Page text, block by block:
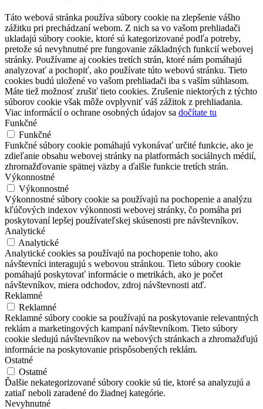
Táto webová stránka používa súbory cookie na zlepšenie vášho
zážitku pri prechádzaní webom. Z nich sa vo vašom prehliadači
ukladajú súbory cookie, ktoré sú kategorizované podľa potreby,
pretože sú nevyhnutné pre fungovanie základných funkcií webovej
stránky. Používame aj cookies tretích strán, ktoré nám pomáhajú
analyzovať a pochopiť, ako používate túto webovú stránku. Tieto
cookies budú uložené vo vašom prehliadači iba s vaším súhlasom.
Máte tiež možnosť zrušiť tieto cookies. Zrušenie niektorých z týchto
súborov cookie však môže ovplyvniť váš zážitok z prehliadania.
Viac informácií o ochrane osobných údajov sa dočítate tu
Funkčné
Funkčné
Funkčné súbory cookie pomáhajú vykonávať určité funkcie, ako je
zdieľanie obsahu webovej stránky na platformách sociálnych médií,
zhromažďovanie spätnej väzby a ďalšie funkcie tretích strán.
Výkonnostné
Výkonnostné
Výkonnostné súbory cookie sa používajú na pochopenie a analýzu
kľúčových indexov výkonnosti webovej stránky, čo pomáha pri
poskytovaní lepšej používateľskej skúsenosti pre návštevníkov.
Analytické
Analytické
Analytické cookies sa používajú na pochopenie toho, ako
návštevníci interagujú s webovou stránkou. Tieto súbory cookie
pomáhajú poskytovať informácie o metrikách, ako je počet
návštevníkov, miera odchodov, zdroj návštevnosti atď.
Reklamné
Reklamné
Reklamné súbory cookie sa používajú na poskytovanie relevantných
reklám a marketingových kampaní návštevníkom. Tieto súbory
cookie sledujú návštevníkov na webových stránkach a zhromažďujú
informácie na poskytovanie prispôsobených reklám.
Ostatné
Ostatné
Ďalšie nekategorizované súbory cookie sú tie, ktoré sa analyzujú a
zatiaľ neboli zaradené do žiadnej kategórie.
Nevyhnutné